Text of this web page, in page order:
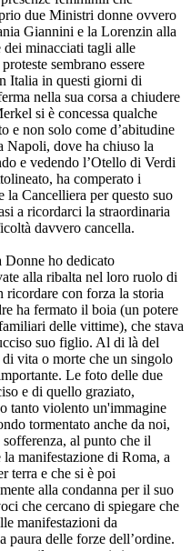
due Ministri donne ovvero
Giannini e la Lorenzin alla
dei minacciati tagli alle
sembrano essere
Italia in questi giorni di
nella sua corsa a chiudere
si è concessa qualche
e non solo come d’abitudine
Napoli, dove ha chiuso la
e vedendo l’Otello di Verdi
ha comperato i
Cancelliera per questo suo
a ricordarci la straordinaria
davvero cancella.
Donne ho dedicato
alla ribalta nel loro ruolo di
con forza la storia
ha fermato il boia (un potere
delle vittime), che stava
suo figlio. Al di là del
vita o morte che un singolo
Le foto delle due
e di quello graziato,
tanto violento un'immagine
tormentato anche da noi,
al punto che il
manifestazione di Roma, a
terra e che si è poi
alla condanna per il suo
che cercano di spiegare che
manifestazioni da
paura delle forze dell’ordine.